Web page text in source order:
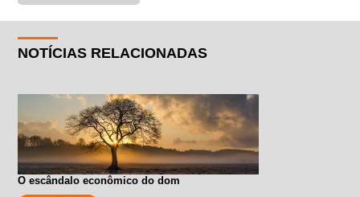
NOTÍCIAS RELACIONADAS
O escândalo econômico do dom